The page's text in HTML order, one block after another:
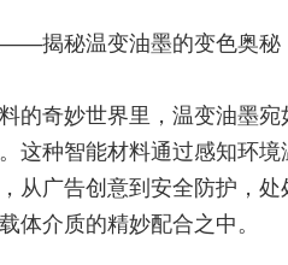
揭秘温变油墨的变色奥秘
的奇妙世界里，温变油墨
这种智能材料通过感知环
从广告创意到安全防护，
体介质的精妙配合之中。